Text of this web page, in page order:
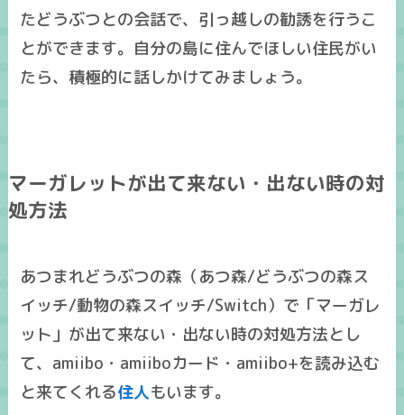
たどうぶつとの会話で、引っ越しの勧誘を行うこ
とができます。自分の島に住んでほしい住民がい
たら、積極的に話しかけてみましょう。
マーガレットが出て来ない・出ない時の対
処方法
あつまれどうぶつの森（あつ森/どうぶつの森ス
イッチ/動物の森スイッチ/Switch）で「マーガレ
ット」が出て来ない・出ない時の対処方法とし
て、amiibo・amiiboカード・amiibo+を読み込む
と来てくれる住人もいます。